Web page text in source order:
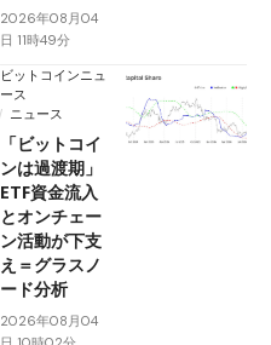
2026年08月04
日 11時49分
ビットコインニュ
ース
ニュース
「ビットコイ
ンは過渡期」
ETF資金流入
とオンチェー
ン活動が下支
え＝グラスノ
ード分析
2026年08月04